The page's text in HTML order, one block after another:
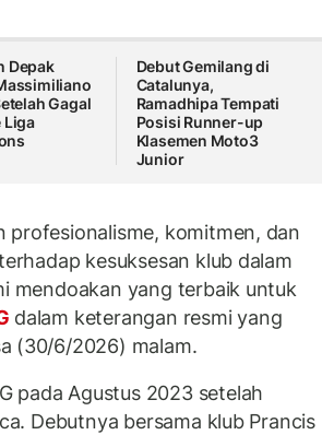
Depak
Gagal
Liga
Debut Gemilang di
Catalunya,
Ramadhipa Tempati
Posisi Runner-up
Klasemen Moto3
Junior
profesionalisme, komitmen, dan
kesuksesan klub dalam
mendoakan yang terbaik untuk
dalam keterangan resmi yang
(30/6/2026) malam.
pada Agustus 2023 setelah
Debutnya bersama klub Prancis